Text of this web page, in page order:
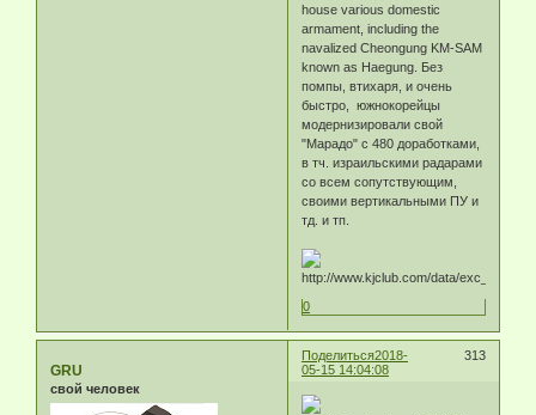
house various domestic
armament, including the
navalized Cheongung KM-SAM
known as Haegung. Без
помпы, втихаря, и очень
быстро, южнокорейцы
модернизировали свой
"Марадо" с 480 доработками,
в тч. израильскими радарами
со всем сопутствующим,
своими вертикальными ПУ и
тд. и тп.
0
Поделиться 313
2018-
05-15 14:04:08
GRU
свой человек